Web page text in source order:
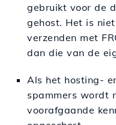
gebruikt voor de
gehost. Het is
verzenden met
dan die van de
Als het hosting-
spammers wordt
voorafgaande